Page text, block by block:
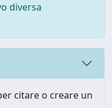
diversa
citare o creare un